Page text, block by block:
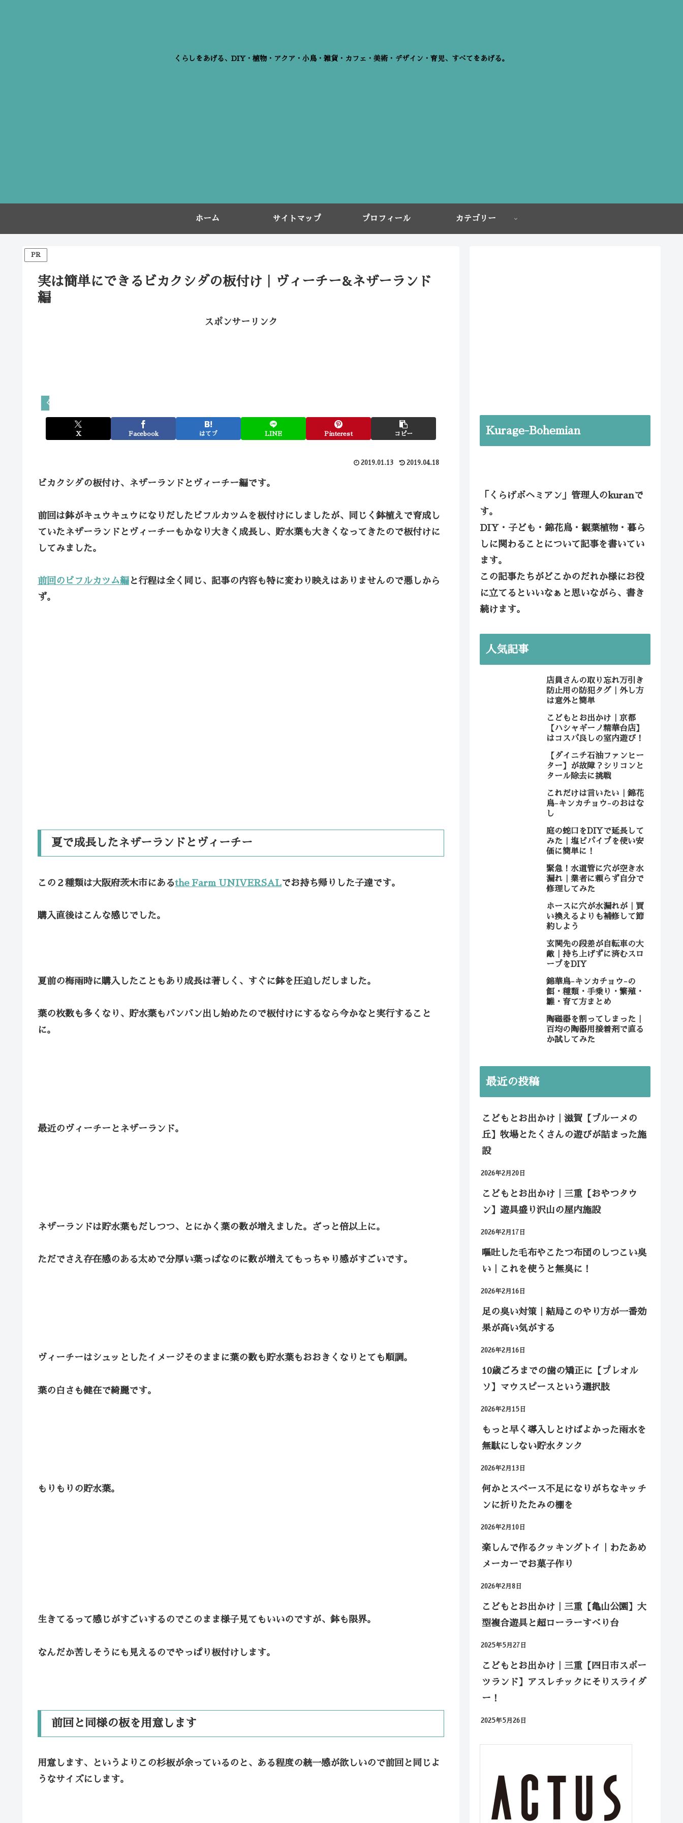
くらしをあげる、DIY・植物・アクア・小鳥・雑貨・カフェ・美術・デザイン・育児、すべてをあげる。
ホーム サイトマップ プロフィール カテゴリー
PR
実は簡単にできるビカクシダの板付け｜ヴィーチー&ネザーランド
編
スポンサーリンク
くらしの観葉植物
X Facebook はてブ LINE Pinterest コピー
2019.01.13 2019.04.18
ビカクシダの板付け、ネザーランドとヴィーチー編です。
前回は鉢がキュウキュウになりだしたビフルカツムを板付けにしましたが、同じく鉢植えで育成し
ていたネザーランドとヴィーチーもかなり大きく成長し、貯水葉も大きくなってきたので板付けに
してみました。
前回のビフルカツム編 と行程は全く同じ、記事の内容も特に変わり映えはありませんので悪しから
ず。
夏で成長したネザーランドとヴィーチー
この２種類は大阪府茨木市にあるthe Farm UNIVERSALでお持ち帰りした子達です。
購入直後はこんな感じでした。
夏前の梅雨時に購入したこともあり成長は著しく、すぐに鉢を圧迫しだしました。
葉の枚数も多くなり、貯水葉もバンバン出し始めたので板付けにするなら今かなと実行すること
に。
最近のヴィーチーとネザーランド。
ネザーランドは貯水葉もだしつつ、とにかく葉の数が増えました。ざっと倍以上に。
ただでさえ存在感のある太めで分厚い葉っぱなのに数が増えてもっちゃり感がすごいです。
ヴィーチーはシュッとしたイメージそのままに葉の数も貯水葉もおおきくなりとても順調。
葉の白さも健在で綺麗です。
もりもりの貯水葉。
生きてるって感じがすごいするのでこのまま様子見てもいいのですが、鉢も限界。
なんだか苦しそうにも見えるのでやっぱり板付けします。
前回と同様の板を用意します
用意します、というよりこの杉板が余っているのと、ある程度の統一感が欲しいので前回と同じよ
うなサイズにします。
Kurage-Bohemian
「くらげボヘミアン」管理人のkuranで
す。
DIY・子ども・錦花鳥・観葉植物・暮ら
しに関わることについて記事を書いてい
ます。
この記事たちがどこかのだれか様にお役
に立てるといいなぁと思いながら、書き
続けます。
人気記事
店員さんの取り忘れ万引き
防止用の防犯タグ｜外し方
は意外と簡単
こどもとお出かけ｜京都
【ハシャギーノ精華台店】
はコスパ良しの室内遊び！
【ダイニチ石油ファンヒー
ター】が故障？シリコンと
タール除去に挑戦
これだけは言いたい｜錦花
鳥-キンカチョウ-のおはな
し
庭の蛇口をDIYで延長して
みた｜塩ビパイプを使い安
価に簡単に！
緊急！水道管に穴が空き水
漏れ｜業者に頼らず自分で
修理してみた
ホースに穴が水漏れが｜買
い換えるよりも補修して節
約しよう
玄関先の段差が自転車の大
敵｜持ち上げずに済むスロ
ープをDIY
錦華鳥-キンカチョウ-の
餌・種類・手乗り・繁殖・
雛・育て方まとめ
陶磁器を割ってしまった｜
百均の陶器用接着剤で直る
か試してみた
最近の投稿
こどもとお出かけ｜滋賀【ブルーメの
丘】牧場とたくさんの遊びが詰まった施
設
2026年2月20日
こどもとお出かけ｜三重【おやつタウ
ン】遊具盛り沢山の屋内施設
2026年2月17日
嘔吐した毛布やこたつ布団のしつこい臭
い｜これを使うと無臭に！
2026年2月16日
足の臭い対策｜結局このやり方が一番効
果が高い気がする
2026年2月16日
10歳ごろまでの歯の矯正に【プレオル
ソ】マウスピースという選択肢
2026年2月15日
もっと早く導入しとけばよかった雨水を
無駄にしない貯水タンク
2026年2月13日
何かとスペース不足になりがちなキッチ
ンに折りたたみの棚を
2026年2月10日
楽しんで作るクッキングトイ｜わたあめ
メーカーでお菓子作り
2026年2月8日
こどもとお出かけ｜三重【亀山公園】大
型複合遊具と超ローラーすべり台
2025年5月27日
こどもとお出かけ｜三重【四日市スポー
ツランド】アスレチックにそりスライダ
ー！
2025年5月26日